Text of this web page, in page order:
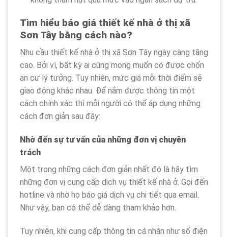
Tìm hiểu báo giá thiết kế nhà ở thị xã
Sơn Tây bằng cách nào?
Nhu cầu thiết kế nhà ở thị xã Sơn Tây ngày càng tăng
cao. Bởi vì, bất kỳ ai cũng mong muốn có được chốn
an cư lý tưởng. Tuy nhiên, mức giá mỗi thời điểm sẽ
giao động khác nhau. Để nắm được thông tin một
cách chính xác thì mỗi người có thể áp dụng những
cách đơn giản sau đây:
Nhờ đến sự tư vấn của những đơn vị chuyên
trách
Một trong những cách đơn giản nhất đó là hãy tìm
những đơn vị cung cấp dịch vụ thiết kế nhà ở. Gọi đến
hotline và nhờ họ báo giá dịch vụ chi tiết qua email.
Như vậy, bạn có thể dễ dàng tham khảo hơn.
Tuy nhiên, khi cung cấp thông tin cá nhân như số điện